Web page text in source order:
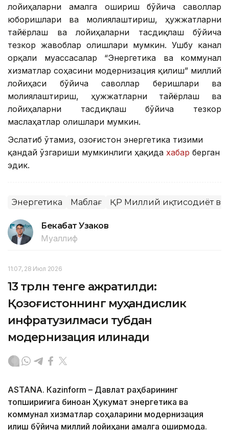
лойиҳаларни амалга ошириш бўйича саволлар
юборишлари ва молиялаштириш, ҳужжатларни
тайёрлаш ва лойиҳаларни тасдиқлаш бўйича
тезкор жавоблар олишлари мумкин. Ушбу канал
орқали муассасалар “Энергетика ва коммунал
хизматлар соҳасини модернизация қилиш” миллий
лойиҳаси бўйича саволлар беришлари ва
молиялаштириш, ҳужжатларни тайёрлаш ва
лойиҳаларни тасдиқлаш бўйича тезкор
маслаҳатлар олишлари мумкин.
Эслатиб ўтамиз, Қозоғистон энергетика тизими
қандай ўзгариши мумкинлиги ҳақида хабар берган
эдик.
Энергетика Маблағ ҚР Миллий иқтисодиёт
Бекабат Узаков
Муаллиф
11:07, 28 Июл 2026
13 трлн тенге ажратилди:
Қозоғистоннинг муҳандислик
инфратузилмаси тубдан
модернизация қилинади
ASTANА. Кazinform – Давлат раҳбарининг
топшириғига биноан Ҳукумат энергетика ва
коммунал хизматлар соҳаларини модернизация
қилиш бўйича миллий лойиҳани амалга оширмоқда.